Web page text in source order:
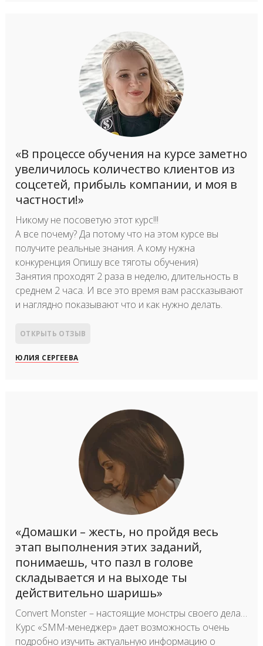
«В процессе обучения на курсе заметно
увеличилось количество клиентов из
соцсетей, прибыль компании, и моя в
частности!»
Никому не посоветую этот курс!!!
А все почему? Да потому что на этом курсе вы
получите реальные знания. А кому нужна
конкуренция Опишу все тяготы обучения)⠀
Занятия проходят 2 раза в неделю, длительность в
среднем 2 часа. И все это время вам рассказывают
и наглядно показывают что и как нужно делать.
ОТКРЫТЬ ОТЗЫВ
ЮЛИЯ СЕРГЕЕВА
«Домашки – жесть, но пройдя весь
этап выполнения этих заданий,
понимаешь, что пазл в голове
складывается и на выходе ты
действительно шаришь»
Convert Monster – настоящие монстры своего дела…
Курс «SMM-менеджер» дает возможность очень
подробно изучить актуальную информацию о